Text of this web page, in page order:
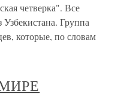
четверка". Все
Группа
которые, по словам